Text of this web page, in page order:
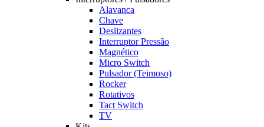
Alavanca
Chave
Deslizantes
Interruptor Pressão
Magnético
Micro Switch
Pulsador (Teimoso)
Rocker
Rotativos
Tact Switch
TV